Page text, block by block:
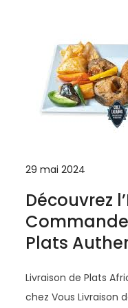
29 mai 2024
Découvrez
Plats
Livraison de Plats
chez Vous Livraison